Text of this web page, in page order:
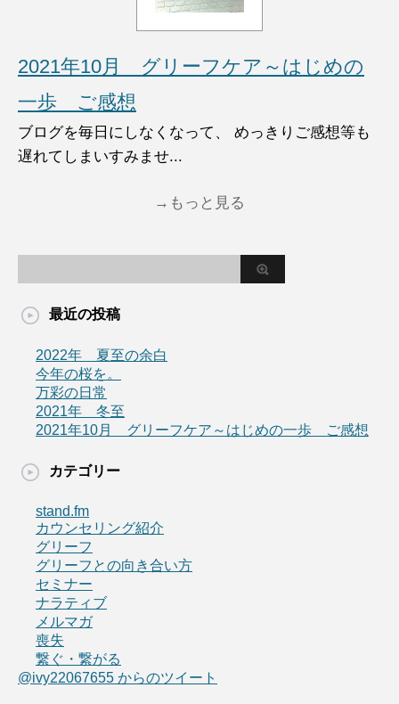
2021年10月 グリーフケア～はじめの
一歩 ご感想
ブログを毎日にしなくなって、 めっきりご感想等も
遅れてしまいすみませ...
→もっと見る
最近の投稿
2022年 夏至の余白
今年の桜を。
万彩の日常
2021年 冬至
2021年10月 グリーフケア～はじめの一歩 ご感想
カテゴリー
stand.fm
カウンセリング紹介
グリーフ
グリーフとの向き合い方
セミナー
ナラティブ
メルマガ
喪失
繋ぐ・繋がる
@ivy22067655 からのツイート